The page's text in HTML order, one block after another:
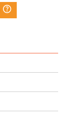
question_mark_circle